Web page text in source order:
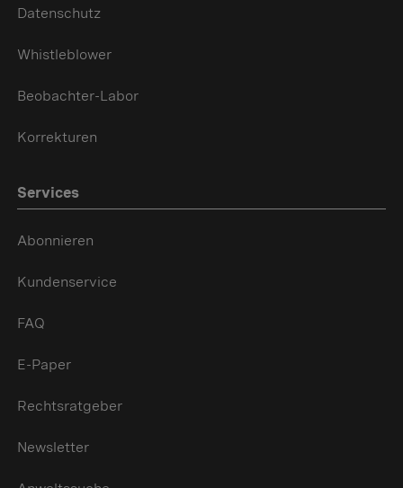
Datenschutz
Whistleblower
Beobachter-Labor
Korrekturen
Services
Abonnieren
Kundenservice
FAQ
E-Paper
Rechtsratgeber
Newsletter